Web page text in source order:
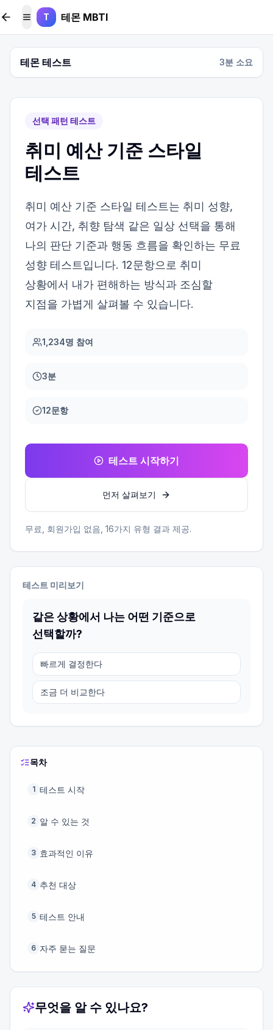
본문 바로가기
메뉴 토글
T 테몬 MBTI
테몬 테스트 3분 소요
선택 패턴 테스트
취미 예산 기준 스타일
테스트
취미 예산 기준 스타일 테스트는 취미 성향,
여가 시간, 취향 탐색 같은 일상 선택을 통해
나의 판단 기준과 행동 흐름을 확인하는 무료
성향 테스트입니다. 12문항으로 취미
상황에서 내가 편해하는 방식과 조심할
지점을 가볍게 살펴볼 수 있습니다.
1,234명 참여
3분
12문항
테스트 시작하기
먼저 살펴보기
무료, 회원가입 없음, 16가지 유형 결과 제공.
테스트 미리보기
같은 상황에서 나는 어떤 기준으로
선택할까?
빠르게 결정한다
조금 더 비교한다
목차
1 테스트 시작
2 알 수 있는 것
3 효과적인 이유
4 추천 대상
5 테스트 안내
6 자주 묻는 질문
무엇을 알 수 있나요?